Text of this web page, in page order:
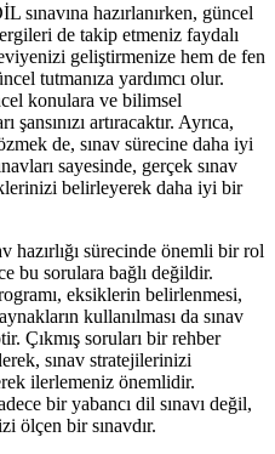
sınavına hazırlanırken, güncel
de takip etmeniz faydalı
geliştirmenize hem de fen
tutmanıza yardımcı olur.
konulara ve bilimsel
artıracaktır. Ayrıca,
de, sınav sürecine daha iyi
sayesinde, gerçek sınav
belirleyerek daha iyi bir
hazırlığı sürecinde önemli bir rol
bu sorulara bağlı değildir.
eksiklerin belirlenmesi,
kullanılması da sınav
Çıkmış soruları bir rehber
sınav stratejilerinizi
ilerlemeniz önemlidir.
bir yabancı dil sınavı değil,
ölçen bir sınavdır.